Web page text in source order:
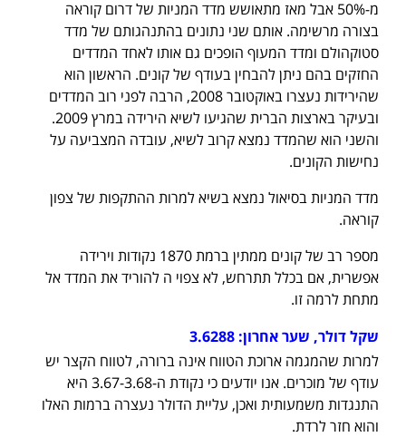
מ-50% אבל מאז מתאושש מדד המניות של דרום קוראה
בצורה מרשימה. אותם שני נתונים בהתנהגותם של מדד
סטוקהולם ומדד המעוף הופכים גם אותו לאחד המדדים
החזקים בהם ניתן להבחין בעודף של קונים. הראשון הוא
שהירידות נעצרו באוקטובר 2008, הרבה לפני רוב המדדים
ובעיקר בארצות הברית שהגיעו לשיא הירידה במרץ 2009.
והשני הוא שהמדד נמצא קרוב לשיא, עובדה המצביעה על
נחישות הקונים.
מדד המניות בסיאול נמצא בשיא למרות ההתקפות של צפון
קוראה.
מספר רב של קונים ממתין ברמת 1870 נקודות וירידה
אפשרית, אם בכלל תתרחש, לא צפוי ה להוריד את המדד אל
מתחת לרמה זו.
שקל דולר, שער אחרון: 3.6288
למרות שהמגמה ארוכת הטווח אינה ברורה, לטווח הקצר יש
עודף של מוכרים. אנו יודעים כי נקודת ה-3.67-3.68 היא
התנגדות משמעותית ואכן, עליית הדולר נעצרה ברמות האלו
והוא חזר לרדת.